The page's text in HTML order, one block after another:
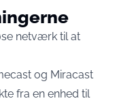
netværk til at
og Miracast
fra en enhed til